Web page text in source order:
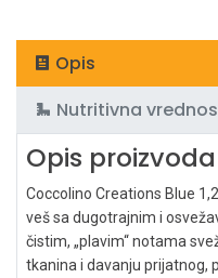
Opis
Nutritivna
Opis proizvoda
Coccolino Creations Blue
veš sa dugotrajnim i
čistim, „plavim“ notama
tkanina i davanju prijatnog,